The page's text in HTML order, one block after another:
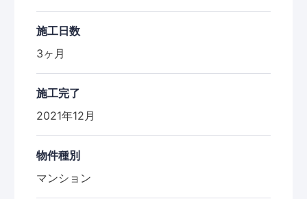
施工日数
3ヶ月
施工完了
2021年12月
物件種別
マンション